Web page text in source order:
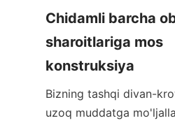
Chidamli barcha
sharoitlariga mos
konstruksiya
Bizning tashqi divan-
uzoq muddatga